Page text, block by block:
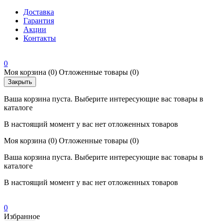
Доставка
Гарантия
Акции
Контакты
0
Моя корзина (0) Отложенные товары (0)
Закрыть
Ваша корзина пуста. Выберите интересующие вас товары в
каталоге
В настоящий момент у вас нет отложенных товаров
Моя корзина (0) Отложенные товары (0)
Ваша корзина пуста. Выберите интересующие вас товары в
каталоге
В настоящий момент у вас нет отложенных товаров
0
Избранное